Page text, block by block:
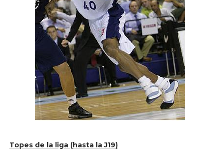
Topes de la liga (hasta la J19)